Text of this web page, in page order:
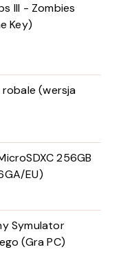
III - Zombies
Key)
(wersja
256GB
EU)
Symulator
(Gra PC)